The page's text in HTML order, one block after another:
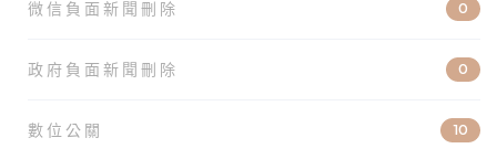
微信負面新聞刪除 0
政府負面新聞刪除 0
數位公關 10